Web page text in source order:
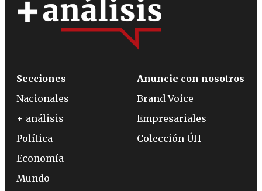
Secciones
Nacionales
+ análisis
Política
Economía
Mundo
Anuncie con nosotros
Brand Voice
Empresariales
Colección ÚH